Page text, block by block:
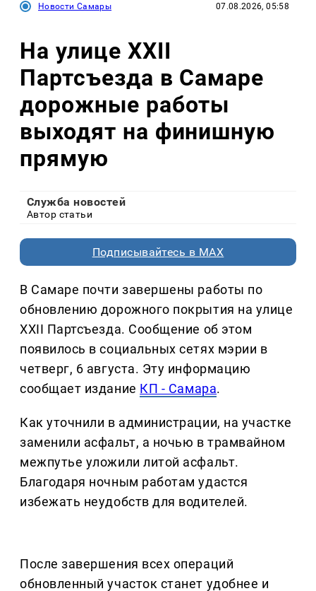
Новости Самары 07.08.2026, 05:58
На улице XXII
Партсъезда в Самаре
дорожные работы
выходят на финишную
прямую
Служба новостей
Автор статьи
Подписывайтесь в MAX
В Самаре почти завершены работы по
обновлению дорожного покрытия на улице
XXII Партсъезда. Сообщение об этом
появилось в социальных сетях мэрии в
четверг, 6 августа. Эту информацию
сообщает издание КП - Самара.
Как уточнили в администрации, на участке
заменили асфальт, а ночью в трамвайном
межпутье уложили литой асфальт.
Благодаря ночным работам удастся
избежать неудобств для водителей.
После завершения всех операций
обновленный участок станет удобнее и